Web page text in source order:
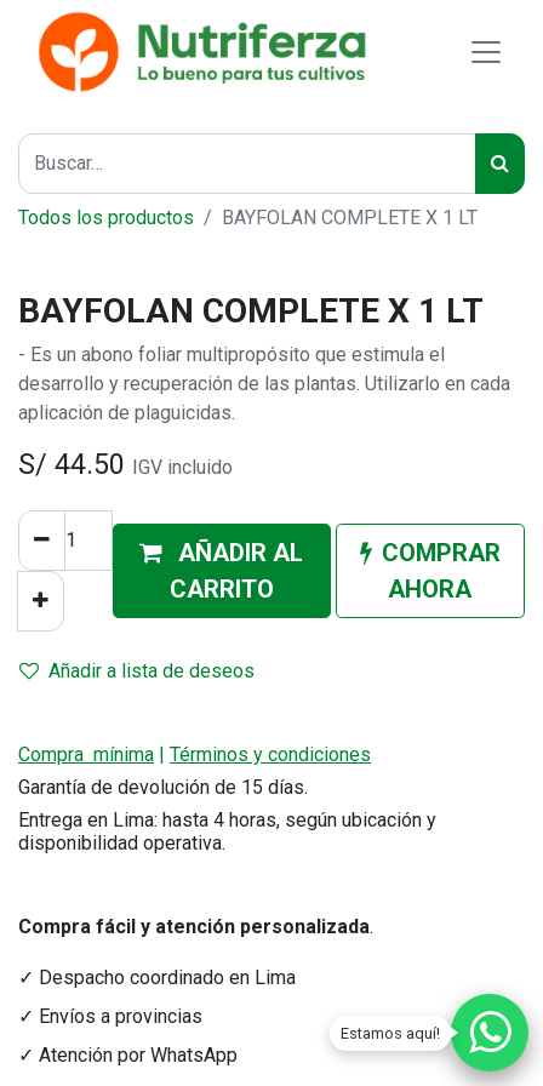
Estamos aquí!
Todos los productos BAYFOLAN COMPLETE X 1 LT
BAYFOLAN COMPLETE X 1 LT
- Es un abono foliar multipropósito que estimula el
desarrollo y recuperación de las plantas. Utilizarlo en cada
aplicación de plaguicidas.
S/ 44.50 IGV incluido
AÑADIR AL
CARRITO
COMPRAR
AHORA
Añadir a lista de deseos
Compra mínima | Términos y condiciones
Garantía de devolución de 15 días.
Entrega en Lima: hasta 4 horas, según ubicación y
disponibilidad operativa.
Compra fácil y atención personalizada.
✓ Despacho coordinado en Lima
✓ Envíos a provincias
✓ Atención por WhatsApp